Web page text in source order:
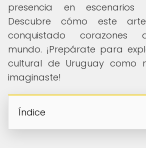
presencia en escenarios
Descubre cómo este
conquistado corazones
mundo. ¡Prepárate para
cultural de Uruguay como
imaginaste!
Índice